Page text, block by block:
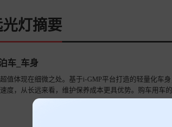
灯摘要
车_车身
值体现在细微之处。基于i-GMP平台打造的轻量化车
度，从长远来看，维护保养成本更具优势。购车用车
查看详情>>